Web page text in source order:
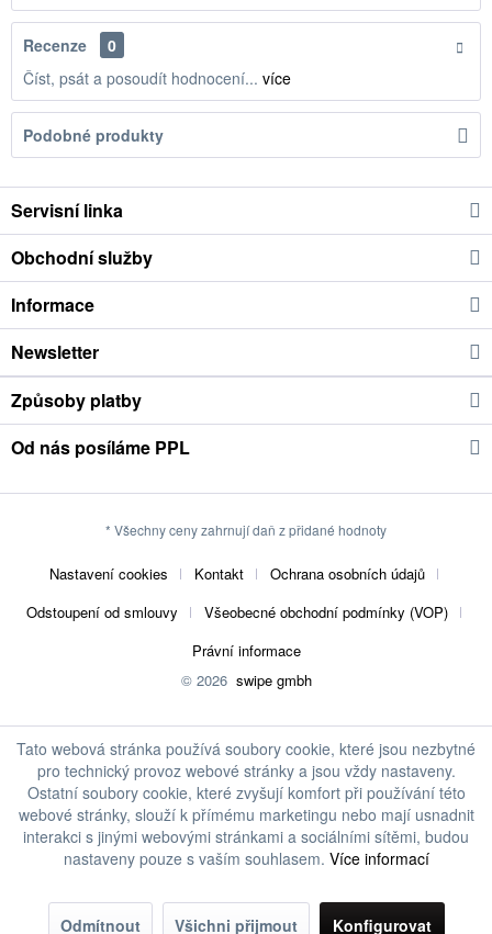
Recenze
0
Číst, psát a posoudít hodnocení... více
Podobné produkty
Servisní linka
Obchodní služby
Informace
Newsletter
Způsoby platby
Od nás posíláme PPL
* Všechny ceny zahrnují daň z přidané hodnoty
Nastavení cookies Kontakt
Ochrana osobních údajů
Odstoupení od smlouvy
Všeobecné obchodní podmínky (VOP)
Právní informace
© 2026 swipe gmbh
Tato webová stránka používá soubory cookie, které jsou nezbytné
pro technický provoz webové stránky a jsou vždy nastaveny.
Ostatní soubory cookie, které zvyšují komfort při používání této
webové stránky, slouží k přímému marketingu nebo mají usnadnit
interakci s jinými webovými stránkami a sociálními sítěmi, budou
nastaveny pouze s vaším souhlasem. Více informací
Odmítnout Všichni přijmout Konfigurovat